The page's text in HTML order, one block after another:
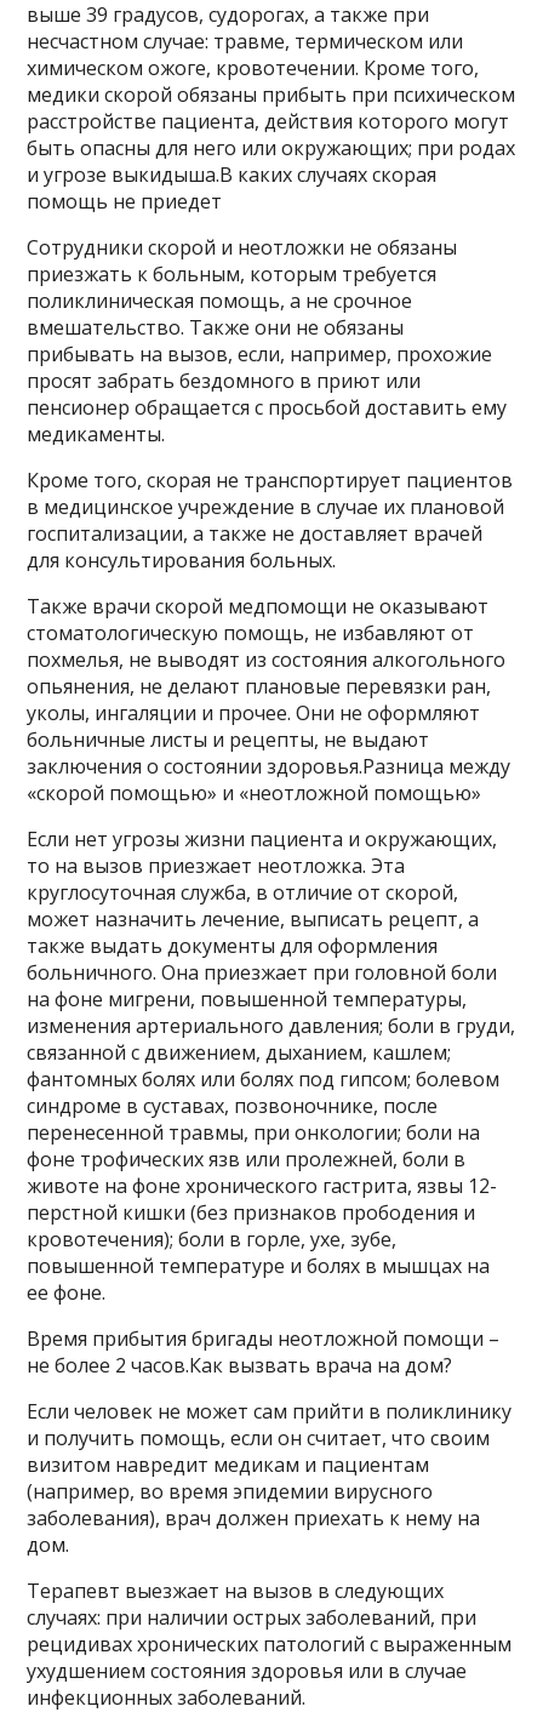
выше 39 градусов, судорогах, а также при
несчастном случае: травме, термическом или
химическом ожоге, кровотечении. Кроме того,
медики скорой обязаны прибыть при психическом
расстройстве пациента, действия которого могут
быть опасны для него или окружающих; при родах
и угрозе выкидыша.В каких случаях скорая
помощь не приедет
Сотрудники скорой и неотложки не обязаны
приезжать к больным, которым требуется
поликлиническая помощь, а не срочное
вмешательство. Также они не обязаны
прибывать на вызов, если, например, прохожие
просят забрать бездомного в приют или
пенсионер обращается с просьбой доставить ему
медикаменты.
Кроме того, скорая не транспортирует пациентов
в медицинское учреждение в случае их плановой
госпитализации, а также не доставляет врачей
для консультирования больных.
Также врачи скорой медпомощи не оказывают
стоматологическую помощь, не избавляют от
похмелья, не выводят из состояния алкогольного
опьянения, не делают плановые перевязки ран,
уколы, ингаляции и прочее. Они не оформляют
больничные листы и рецепты, не выдают
заключения о состоянии здоровья.Разница между
«скорой помощью» и «неотложной помощью»
Если нет угрозы жизни пациента и окружающих,
то на вызов приезжает неотложка. Эта
круглосуточная служба, в отличие от скорой,
может назначить лечение, выписать рецепт, а
также выдать документы для оформления
больничного. Она приезжает при головной боли
на фоне мигрени, повышенной температуры,
изменения артериального давления; боли в груди,
связанной с движением, дыханием, кашлем;
фантомных болях или болях под гипсом; болевом
синдроме в суставах, позвоночнике, после
перенесенной травмы, при онкологии; боли на
фоне трофических язв или пролежней, боли в
животе на фоне хронического гастрита, язвы 12-
перстной кишки (без признаков прободения и
кровотечения); боли в горле, ухе, зубе,
повышенной температуре и болях в мышцах на
ее фоне.
Время прибытия бригады неотложной помощи –
не более 2 часов.Как вызвать врача на дом?
Если человек не может сам прийти в поликлинику
и получить помощь, если он считает, что своим
визитом навредит медикам и пациентам
(например, во время эпидемии вирусного
заболевания), врач должен приехать к нему на
дом.
Терапевт выезжает на вызов в следующих
случаях: при наличии острых заболеваний, при
рецидивах хронических патологий с выраженным
ухудшением состояния здоровья или в случае
инфекционных заболеваний.